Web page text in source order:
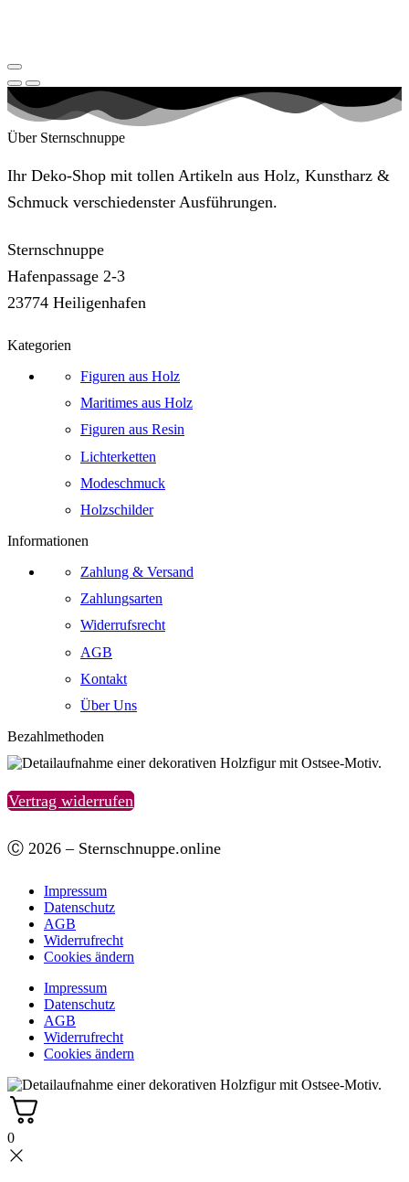
Über Sternschnuppe
Ihr Deko-Shop mit tollen Artikeln aus Holz, Kunstharz &
Schmuck verschiedenster Ausführungen.
Sternschnuppe
Hafenpassage 2-3
23774 Heiligenhafen
Kategorien
Figuren aus Holz
Maritimes aus Holz
Figuren aus Resin
Lichterketten
Modeschmuck
Holzschilder
Informationen
Zahlung & Versand
Zahlungsarten
Widerrufsrecht
AGB
Kontakt
Über Uns
Bezahlmethoden
Vertrag widerrufen
Ⓒ 2026 – Sternschnuppe.online
Impressum
Datenschutz
AGB
Widerrufrecht
Cookies ändern
Impressum
Datenschutz
AGB
Widerrufrecht
Cookies ändern
0